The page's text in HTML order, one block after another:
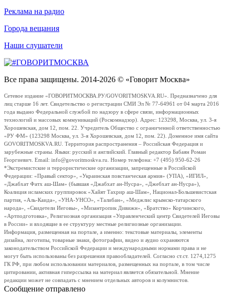
Реклама на радио
Города вещания
Наши слушатели
Все права защищены. 2014-2026 © «Говорит Москва»
Сетевое издание «ГОВОРИТМОСКВА.РУ/GOVORITMOSKVA.RU». Предназначено для
лиц старше 16 лет. Свидетельство о регистрации СМИ Эл № 77-64961 от 04 марта 2016
года выдано Федеральной службой по надзору в сфере связи, информационных
технологий и массовых коммуникаций (Роскомнадзор). Адрес: 123298, Москва, ул. 3-я
Хорошевская, дом 12, пом. 22. Учредитель Общество с ограниченной ответственностью
«РУ ФМ» (123298 Москва, ул. 3-я Хорошевская, дом 12, пом. 22). Доменное имя сайта
GOVORITMOSKVA.RU. Территория распространения – Российская Федерация и
зарубежные страны. Языки: русский и английский. Главный редактор Бабаян Роман
Георгиевич. Email: info@govoritmoskva.ru. Номер телефона: +7 (495) 950-62-26
*Экстремистские и террористические организации, запрещенные в Российской
Федерации: «Правый сектор», «Украинская повстанческая армия» (УПА), «ИГИЛ»,
«Джабхат Фатх аш-Шам» (бывшая «Джабхат ан-Нусра», «Джебхат ан-Нусра»),
Коалиция исламских группировок «Хайят Тахрир аш-Шам», Национал-Большевистская
партия, «Аль-Каида», «УНА-УНСО», «Талибан», «Меджлис крымско-татарского
народа», «Свидетели Иеговы», «Мизантропик Дивижн», «Братство» Корчинского,
«Артподготовка», Религиозная организация «Управленческий центр Свидетелей Иеговы
в России» и входящие в ее структуру местные религиозные организации.
Информация, размещенная на портале, а именно: текстовые материалы, элементы
дизайна, логотипы, товарные знаки, фотографии, видео и аудио охраняются
законодательством Российской Федерации и международными нормами права и не
могут быть использованы без разрешения правообладателей. Согласно ст.ст. 1274,1275
ГК РФ, при любом использовании материалов, размещенных на портале, в том числе
цитировании, активная гиперссылка на материал является обязательной. Мнение
редакции может не совпадать с мнением отдельных авторов и колумнистов.
Сообщение отправлено